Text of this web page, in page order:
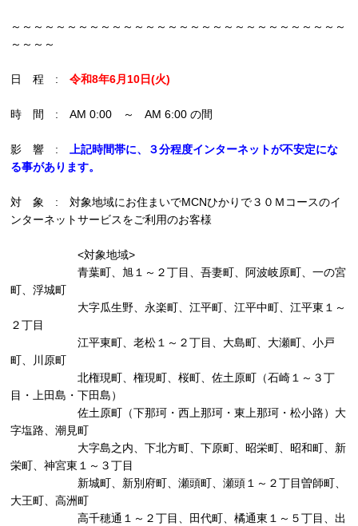
～～～～～～～～～～～～～～～～～～～～～～～～～～～～～～
～～～～
日 程 :令和8年6月10日(火)
時 間 : AM 0:00 ～ AM 6:00 の間
影 響 :上記時間帯に、３分程度インターネットが不安定にな
る事があります。
対 象 : 対象地域にお住まいでMCNひかりで３０Ｍコースのイ
ンターネットサービスをご利用のお客様
<対象地域>
青葉町、旭１～２丁目、吾妻町、阿波岐原町、一の宮
町、浮城町
大字瓜生野、永楽町、江平町、江平中町、江平東１～
２丁目
江平東町、老松１～２丁目、大島町、大瀬町、小戸
町、川原町
北権現町、権現町、桜町、佐土原町（石崎１～３丁
目・上田島・下田島）
佐土原町（下那珂・西上那珂・東上那珂・松小路）大
字塩路、潮見町
大字島之内、下北方町、下原町、昭栄町、昭和町、新
栄町、神宮東１～３丁目
新城町、新別府町、瀬頭町、瀬頭１～２丁目曽師町、
大王町、高洲町
高千穂通１～２丁目、田代町、橘通東１～５丁目、出